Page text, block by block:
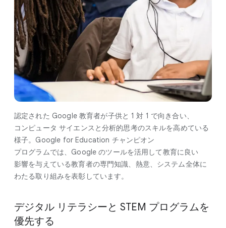
認定された Google 教育者が​子供と 1 対 1 で​向き合い、​
コンピュータ サイエンスと​分析的思考の​スキルを​高めている​
様子。​Google for Education チャンピオン
プログラムでは、​Google の​ツールを​活用して​教育に​良い​
影響を​与えている​教育者の​専門知識、​熱意、​システム全体に​
わたる​取り組みを​表彰しています。
デジタル リテラシーと STEM プログラムを​
優先する